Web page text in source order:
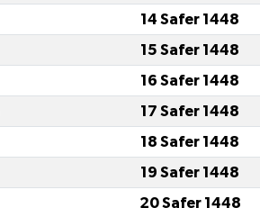
14 Safer 1448
15 Safer 1448
16 Safer 1448
17 Safer 1448
18 Safer 1448
19 Safer 1448
20 Safer 1448